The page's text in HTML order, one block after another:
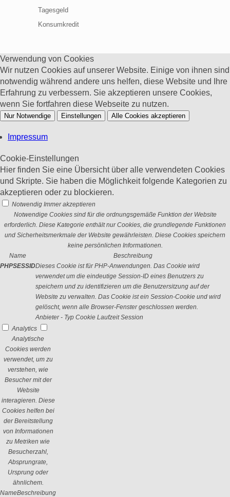
Tagesgeld
Konsumkredit
Verwendung von Cookies
Wir nutzen Cookies auf unserer Website. Einige von ihnen sind
notwendig während andere uns helfen, diese Website und Ihre
Erfahrung zu verbessern. Sie akzeptieren unsere Cookies,
wenn Sie fortfahren diese Webseite zu nutzen.
Nur Notwendige Einstellungen Alle Cookies akzeptieren
Impressum
Cookie-Einstellungen
Hier finden Sie eine Übersicht über alle verwendeten Cookies
und Skripte. Sie haben die Möglichkeit folgende Kategorien zu
akzeptieren oder zu blockieren.
Notwendig Immer akzeptieren
Notwendige Cookies sind für die ordnungsgemäße Funktion der Website
erforderlich. Diese Kategorie enthält nur Cookies, die grundlegende Funktionen
und Sicherheitsmerkmale der Website gewährleisten. Diese Cookies speichern
keine persönlichen Informationen.
Name
Beschreibung
PHPSESSIDDieses Cookie ist für PHP-Anwendungen. Das Cookie wird
verwendet um die eindeutige Session-ID eines Benutzers zu
speichern und zu identifizieren um die Benutzersitzung auf der
Website zu verwalten. Das Cookie ist ein Session-Cookie und wird
gelöscht, wenn alle Browser-Fenster geschlossen werden.
Anbieter - Typ Cookie Laufzeit Session
Analytics
Analytische
Cookies werden
verwendet, um zu
verstehen, wie
Besucher mit der
Website
interagieren. Diese
Cookies helfen bei
der Bereitstellung
von Informationen
zu Metriken wie
Besucherzahl,
Absprungrate,
Ursprung oder
ähnlichem.
NameBeschreibung